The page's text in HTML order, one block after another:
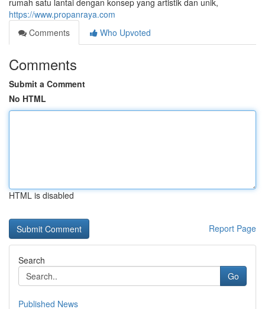
rumah satu lantai dengan konsep yang artistik dan unik,
https://www.propanraya.com
Comments
Who Upvoted
Comments
Submit a Comment
No HTML
HTML is disabled
Report Page
Search
Go
Published News